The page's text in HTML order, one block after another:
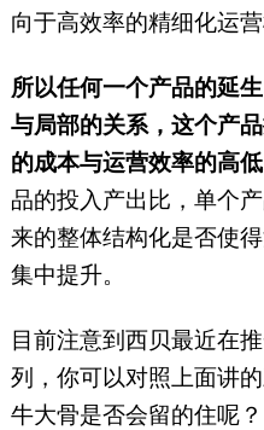
向于高效率的精细化运营
所以任何一个产品的延
与局部的关系，这个产
的成本与运营效率的高
品的投入产出比，单个
来的整体结构化是否使
集中提升。
目前注意到西贝最近在
列，你可以对照上面讲
牛大骨是否会留的住呢？